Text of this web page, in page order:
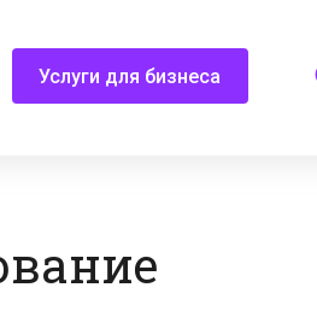
Услуги для бизнеса